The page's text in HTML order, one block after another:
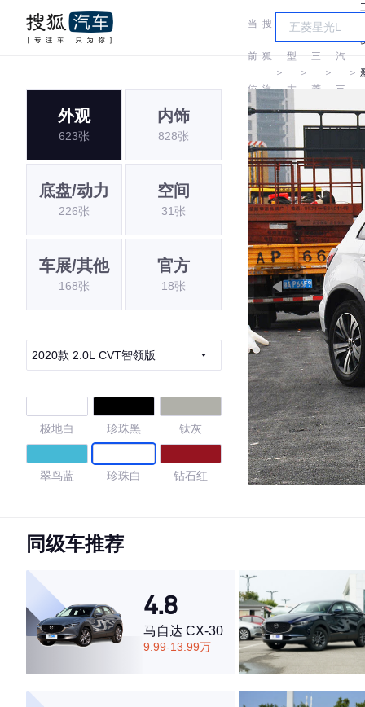
当
前
位
置:
搜
狐
汽
车
＞
车
型
大
全
＞
三
菱
＞
广
汽
三
＞
外观
623张
内饰
828张
底盘/动力
226张
空间
31张
车展/其他
168张
官方
18张
2020款 2.0L CVT智领版
极地白 珍珠黑 钛灰
翠鸟蓝 珍珠白 钻石红
4.7
·外观表现较为优秀，优于65%同级车
·内饰表现一般，低于75%同级车
·空间表现一般，低于75%同级车
同级车推荐
4.8
马自达 CX-30
9.99-13.99万